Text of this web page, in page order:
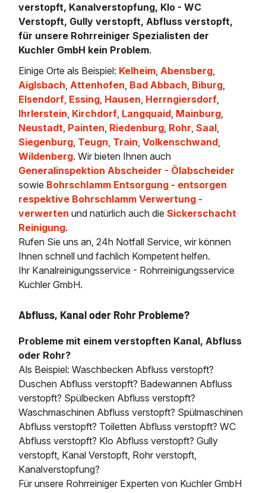
verstopft, Kanalverstopfung, Klo - WC
Verstopft, Gully verstopft, Abfluss verstopft,
für unsere Rohrreiniger Spezialisten der
Kuchler GmbH kein Problem.
Einige Orte als Beispiel: Kelheim,Abensberg,
Aiglsbach,Attenhofen, Bad Abbach, Biburg,
Elsendorf, Essing, Hausen, Herrngiersdorf,
Ihrlerstein, Kirchdorf, Langquaid, Mainburg,
Neustadt, Painten, Riedenburg, Rohr,Saal,
Siegenburg, Teugn, Train,Volkenschwand,
Wildenberg. Wir bieten Ihnen auch
Generalinspektion Abscheider - Ölabscheider
sowie Bohrschlamm Entsorgung - entsorgen
respektive Bohrschlamm Verwertung -
verwerten und natürlich auch dieSickerschacht
Reinigung.
Rufen Sie uns an, 24h Notfall Service, wir können
Ihnen schnell und fachlich Kompetent helfen.
Ihr Kanalreinigungsservice - Rohrreinigungsservice
Kuchler GmbH.
Abfluss, Kanal oder Rohr Probleme?
Probleme mit einem verstopften Kanal, Abfluss
oder Rohr?
Als Beispiel: Waschbecken Abfluss verstopft?
Duschen Abfluss verstopft? Badewannen Abfluss
verstopft? Spülbecken Abfluss verstopft?
Waschmaschinen Abfluss verstopft? Spülmaschinen
Abfluss verstopft? Toiletten Abfluss verstopft? WC
Abfluss verstopft? Klo Abfluss verstopft? Gully
verstopft, Kanal Verstopft, Rohr verstopft,
Kanalverstopfung?
Für unsere Rohrreiniger Experten von Kuchler GmbH